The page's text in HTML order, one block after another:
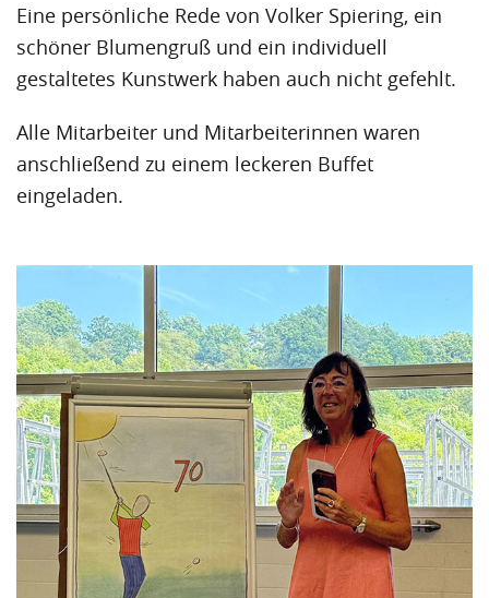
Eine persönliche Rede von Volker Spiering, ein
schöner Blumengruß und ein individuell
gestaltetes Kunstwerk haben auch nicht gefehlt.
Alle Mitarbeiter und Mitarbeiterinnen waren
anschließend zu einem leckeren Buffet
eingeladen.